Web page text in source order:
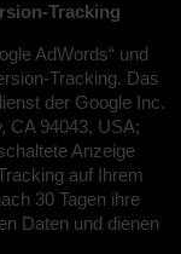
Tracking
AdWords“ und
Tracking. Das
der Google Inc.
CA 94043, USA;
Anzeige
auf Ihrem
30 Tagen ihre
Daten und dienen